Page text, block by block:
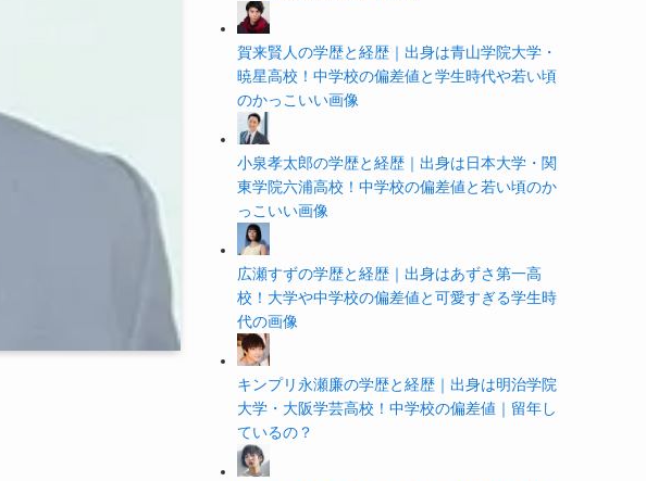
賀来賢人の学歴と経歴｜出身は青山学院大学・
暁星高校！中学校の偏差値と学生時代や若い頃
のかっこいい画像
小泉孝太郎の学歴と経歴｜出身は日本大学・関
東学院六浦高校！中学校の偏差値と若い頃のか
っこいい画像
広瀬すずの学歴と経歴｜出身はあずさ第一高
校！大学や中学校の偏差値と可愛すぎる学生時
代の画像
キンプリ永瀬廉の学歴と経歴｜出身は明治学院
大学・大阪学芸高校！中学校の偏差値｜留年し
ているの？